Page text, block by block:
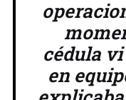
cédula
en